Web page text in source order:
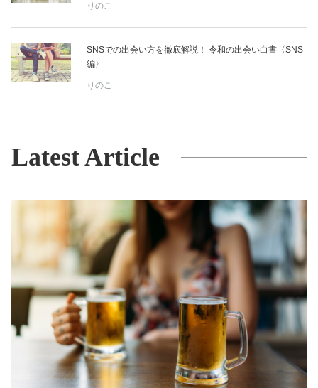
りのこ
SNSでの出会い方を徹底解説！ 令和の出会い白書〈SNS
編〉
りのこ
Latest Article